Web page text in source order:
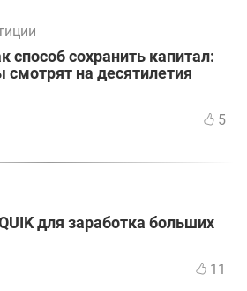
способ сохранить капитал:
смотрят на десятилетия
5
для заработка больших
11